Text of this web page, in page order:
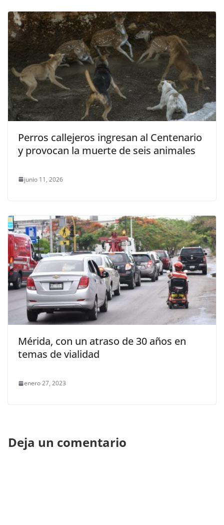
Perros callejeros ingresan al Centenario
y provocan la muerte de seis animales
junio 11, 2026
Mérida, con un atraso de 30 años en
temas de vialidad
enero 27, 2023
Deja un comentario